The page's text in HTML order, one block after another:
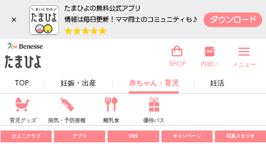
×
TOP 妊娠・出産 赤ちゃん・育児 妊活
SHOP 内祝い メニュー
育児グッズ 病気・予防接種 離乳食 優待パス
ひよこクラブ アプリ SNS キャンペーン 写真スタジオ